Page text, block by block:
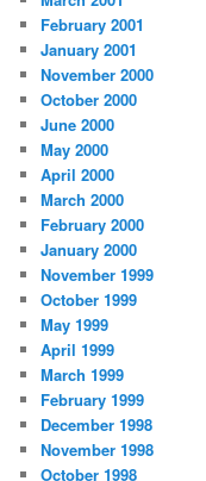
February 2001
January 2001
November 2000
October 2000
June 2000
May 2000
April 2000
March 2000
February 2000
January 2000
November 1999
October 1999
May 1999
April 1999
March 1999
February 1999
December 1998
November 1998
October 1998